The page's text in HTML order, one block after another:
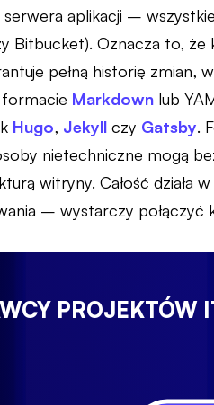
aplikacji –
Bitbucket). Oznacza to, że
pełną historię zmian,
Markdown lub
Hugo, Jekyll czy Gatsby.
nietechniczne mogą
witryny. Całość działa
– wystarczy
PROJEKTÓW